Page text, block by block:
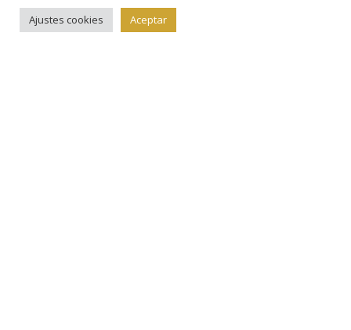
INFORMACIÓN DE INTERÉS
Ajustes cookies Aceptar